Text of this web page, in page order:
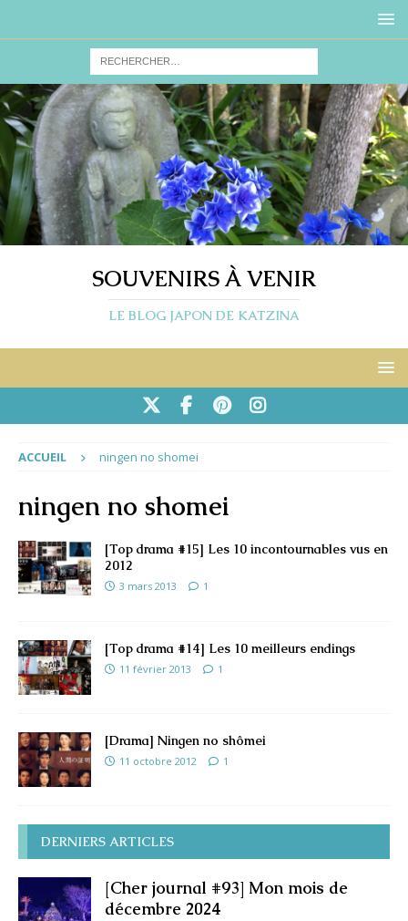
SOUVENIRS À VENIR
LE BLOG JAPON DE KATZINA
ACCUEIL ningen no shomei
ningen no shomei
[Top drama #15] Les 10 incontournables vus en
2012
3 mars 2013 1
[Top drama #14] Les 10 meilleurs endings
11 février 2013 1
[Drama] Ningen no shômei
11 octobre 2012 1
DERNIERS ARTICLES
[Cher journal #93] Mon mois de
décembre 2024